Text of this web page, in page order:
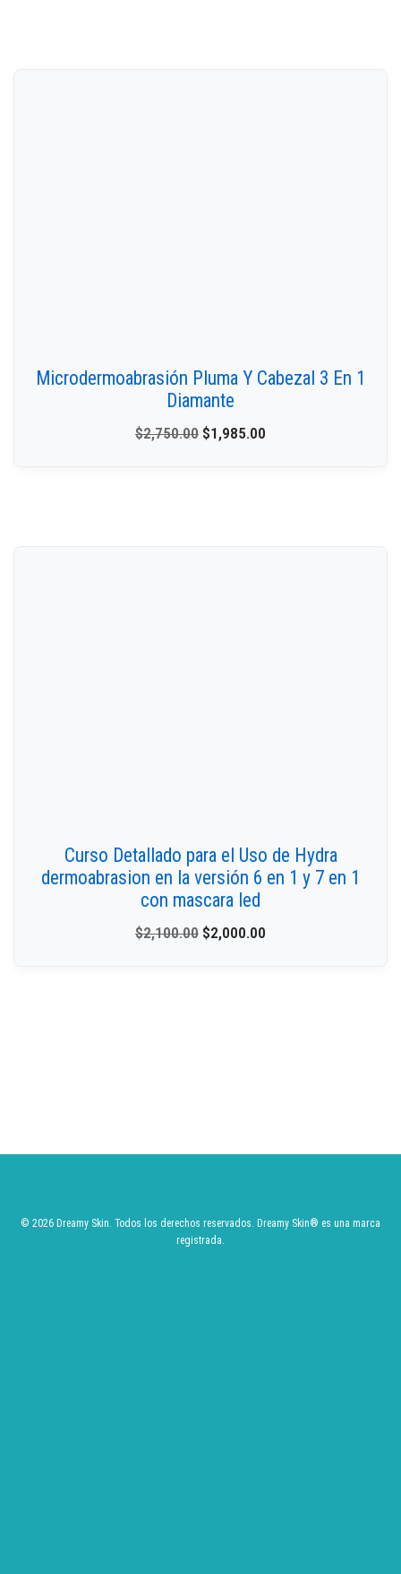
Microdermoabrasión Pluma Y Cabezal 3 En 1
Diamante
$2,750.00 $1,985.00
Curso Detallado para el Uso de Hydra
dermoabrasion en la versión 6 en 1 y 7 en 1
con mascara led
$2,100.00 $2,000.00
© 2026 Dreamy Skin. Todos los derechos reservados. Dreamy Skin® es una marca
registrada.